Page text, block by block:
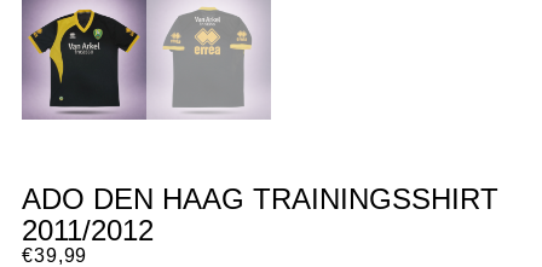
ADO DEN HAAG TRAININGSSHIRT
2011/2012
€39,99